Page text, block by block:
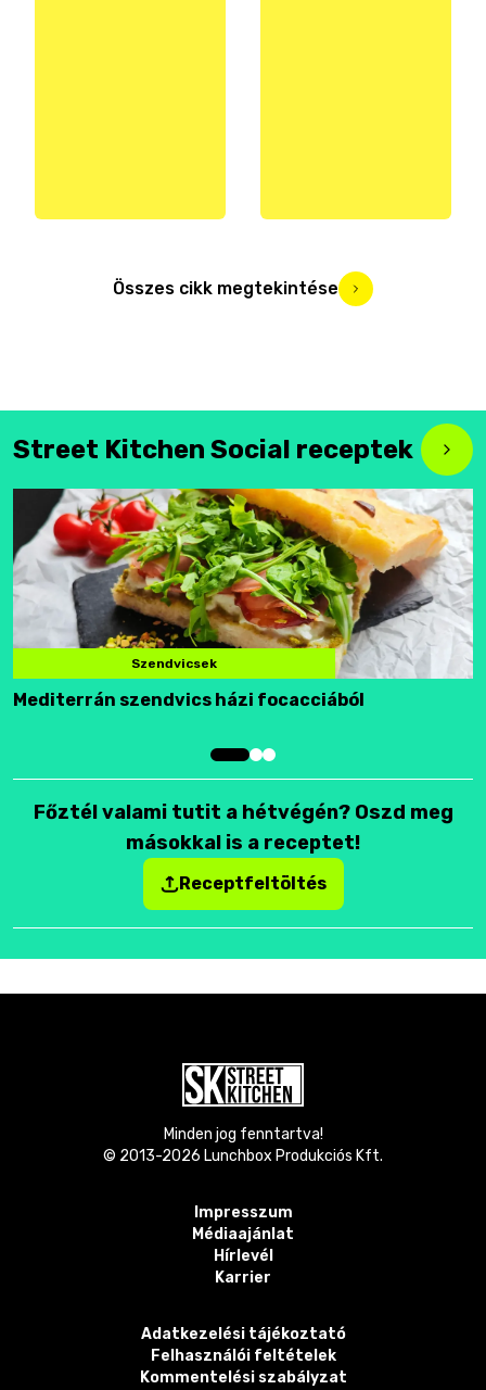
Összes cikk megtekintése
Street Kitchen Social receptek
Szendvicsek
Mediterrán szendvics házi focacciából
Főztél valami tutit a hétvégén? Oszd meg
másokkal is a receptet!
Receptfeltöltés
Minden jog fenntartva!
© 2013-2026 Lunchbox Produkciós Kft.
Impresszum
Médiaajánlat
Hírlevél
Karrier
Adatkezelési tájékoztató
Felhasználói feltételek
Kommentelési szabályzat